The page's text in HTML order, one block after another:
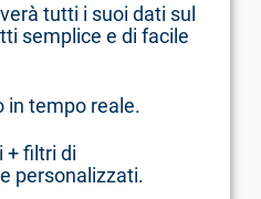
tutti i suoi dati sul
semplice e di facile
in tempo reale.
+ filtri di
personalizzati.